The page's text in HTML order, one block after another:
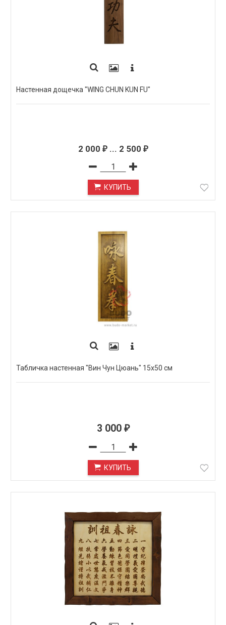
Настенная дощечка "WING CHUN KUN FU"
2 000 ₽... 2 500 ₽
КУПИТЬ
Табличка настенная "Вин Чун Цюань" 15х50 см
3 000 ₽
КУПИТЬ